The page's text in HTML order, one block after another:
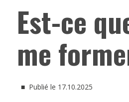
Est-ce
me
■ Publié le 17.10.2025